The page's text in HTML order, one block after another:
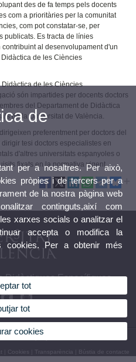
des de fa temps pels docents
com a prioritàries per la comunitat
com pot constatar-se, per
publicats. Es tracta de línies
al desenvolupament d'un
de les Ciències
de les Ciències
són impartides per docents doctors
del Departament de Didàctica
de la Universitat de València.
preferentment per doctors del
tesi doctors especialistes en
d'altres universitats espanyoles o
fixats en la normativa vigent.
Didàctiques Específiques
Espanya. Telèfon: 963 864 481
Cookies Transparència Bústia de contacte
de
per a nosaltres. Per això,
pròpies i de tercers per a
de la nostra pàgina web
continguts,així com
xarxes socials o analitzar el
accepta o modifica la
cookies. Per a obtenir més
tot
tot
cookies